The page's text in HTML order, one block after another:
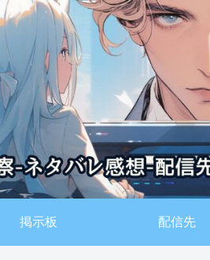
掲示板 配信先